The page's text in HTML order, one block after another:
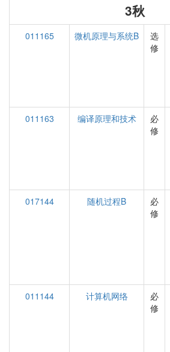
3秋
011165 微机原理与系统B
选
修
011163
编译原理和技术
必
修
017144
随机过程B
必
修
011144
计算机网络
必
修